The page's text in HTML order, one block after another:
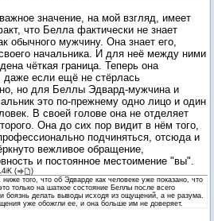
значение, на мой взгляд, имеет
что Белла фактически не знает
обычного мужчину. Она знает его,
начальника. И для неё между ними
чёткая граница. Теперь она
даже если ещё не стёрлась
но для Беллы Эдвард-мужчина и
это по-прежнему одно лицо и один
В своей голове она не отделяет
Она до сих пор видит в нём того,
подчиняться, отсюда и
вежливое обращение,
и постоянное местоимение "вы".
(
)
ниже того, что об Эдварде как человеке уже показано, что
только на шаткое состояние Беллы после всего
боязнь делать выводы исходя из ощущений, а не разума.
уже обожгли ее, и она больше им не доверяет.